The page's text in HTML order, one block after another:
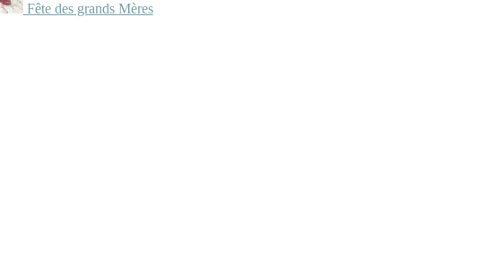
Fête des grands Mères